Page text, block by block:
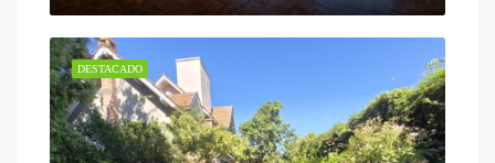
DESTACADO